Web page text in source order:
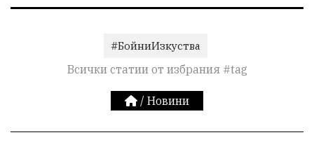
#БойниИзкуства
Всички статии от избрания #tag
/ Новини